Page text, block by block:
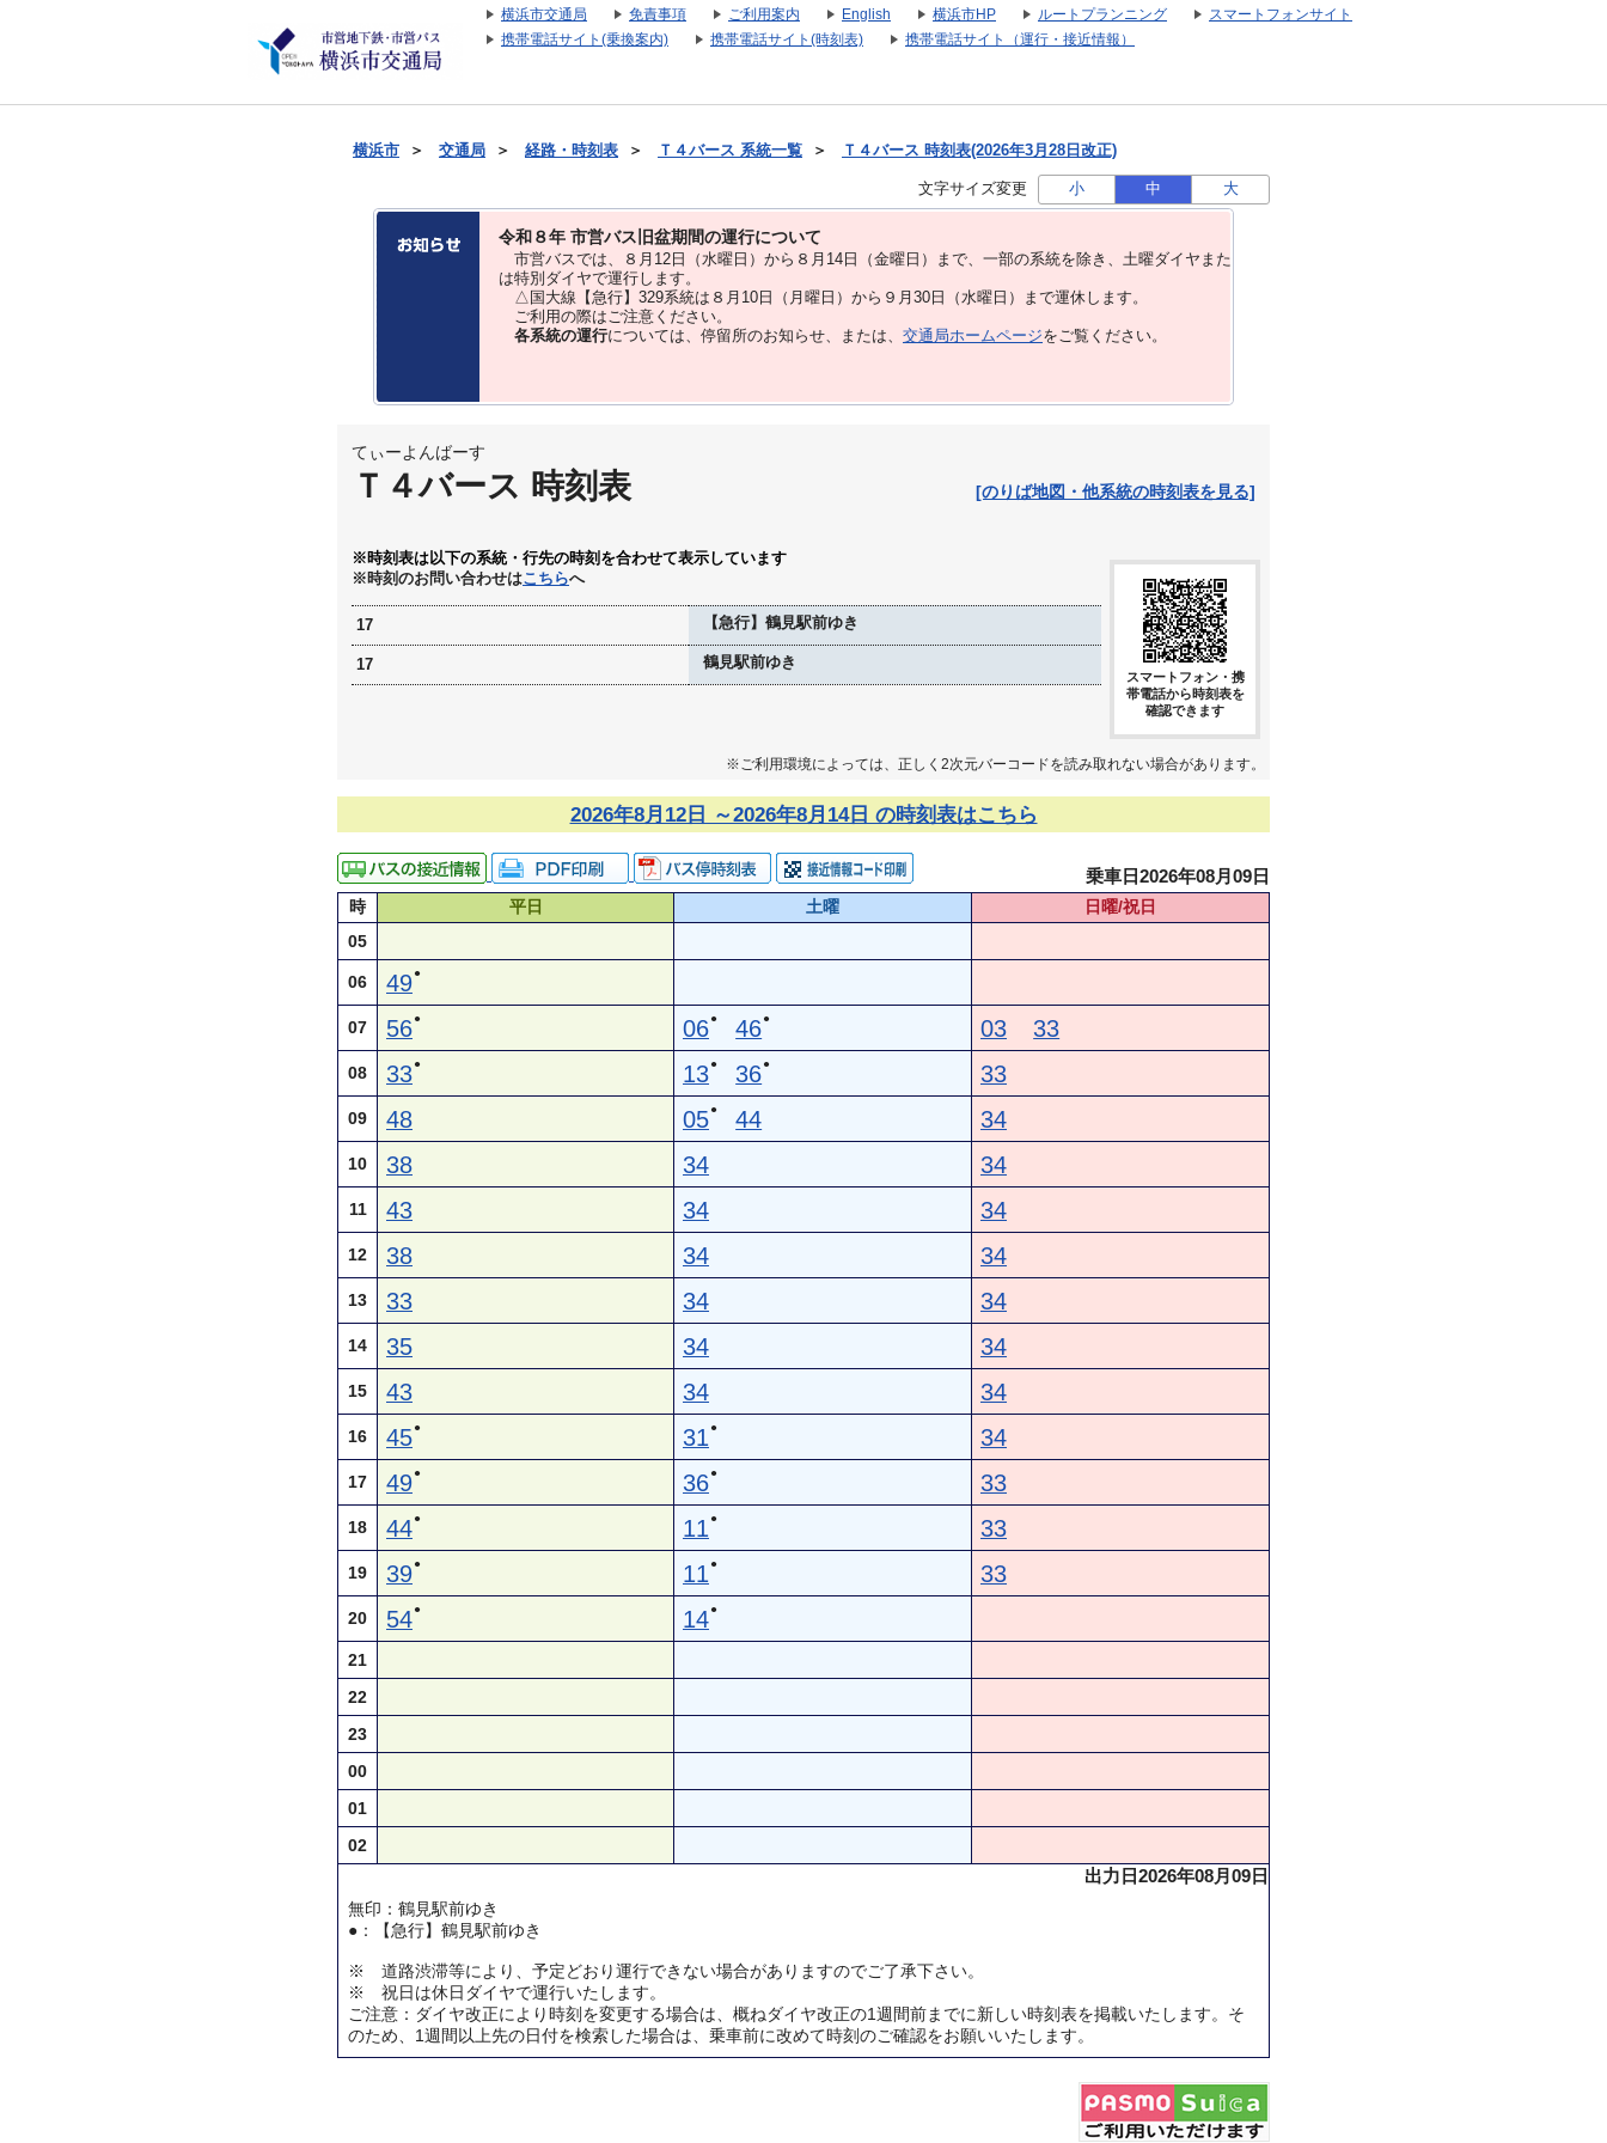
横浜市交通局 免責事項 ご利用案内 English 横浜市HP ルートプランニング
スマートフォンサイト
携帯電話サイト(乗換案内)
携帯電話サイト(時刻表) 携帯電話サイト（運行・接近情報）
横浜市 ＞ 交通局 ＞ 経路・時刻表 ＞ Ｔ４バース 系統一覧 ＞ Ｔ４バース 時刻表(2026年3月28日改正)
文字サイズ変更 小 中 大
令和８年 市営バス旧盆期間の運行について
市営バスでは、８⽉12⽇（水曜日）から８⽉14⽇（金曜日）まで、⼀部の系統を除き、⼟曜ダイヤまた
は特別ダイヤで運⾏します。
△国大線【急行】329系統は８月10日（月曜日）から９月30日（水曜日）まで運休します。
ご利用の際はご注意ください。
各系統の運行については、停留所のお知らせ、または、 交通局ホームページをご覧ください。
てぃーよんばーす
Ｔ４バース 時刻表 [のりば地図・他系統の時刻表を見る]
※時刻表は以下の系統・行先の時刻を合わせて表示しています
※時刻のお問い合わせはこちらへ
17 【急行】鶴見駅前ゆき
17 鶴見駅前ゆき
スマートフォン・携
帯電話から時刻表を
確認できます
※ご利用環境によっては、正しく2次元バーコードを読み取れない場合があります。
2026年8月12日 ～2026年8月14日 の時刻表はこちら
乗車日2026年08月09日
時 平日 土曜
日曜/祝日
05
06 49●
07 56● 06● 46● 03 33
08 33● 13● 36● 33
09 48 05● 44 34
10 38 34 34
11 43 34 34
12 38 34 34
13 33 34 34
14 35 34 34
15 43 34 34
16 45● 31 ● 34
17 49● 36● 33
18 44● 11 ● 33
19 39● 11 ● 33
20 54● 14●
21
22
23
00
01
02
出力日2026年08月09日
無印：鶴見駅前ゆき
●：【急行】鶴見駅前ゆき
※ 道路渋滞等により、予定どおり運行できない場合がありますのでご了承下さい。
※ 祝日は休日ダイヤで運行いたします。
ご注意：ダイヤ改正により時刻を変更する場合は、概ねダイヤ改正の1週間前までに新しい時刻表を掲載いたします。そ
のため、1週間以上先の日付を検索した場合は、乗車前に改めて時刻のご確認をお願いいたします。